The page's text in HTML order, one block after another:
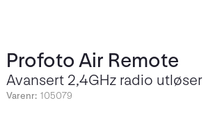
Profoto Air Remote
Avansert 2,4GHz radio utløser
Varenr: 105079